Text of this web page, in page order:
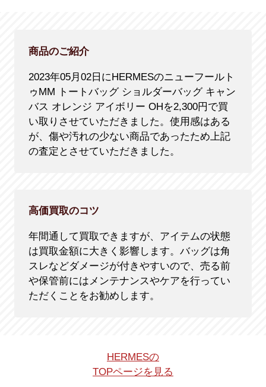
商品のご紹介
2023年05月02日にHERMESのニューフールト
ゥMM トートバッグ ショルダーバッグ キャン
バス オレンジ アイボリー OHを2,300円で買
い取りさせていただきました。使用感はある
が、傷や汚れの少ない商品であったため上記
の査定とさせていただきました。
高価買取のコツ
年間通して買取できますが、アイテムの状態
は買取金額に大きく影響します。バッグは角
スレなどダメージが付きやすいので、売る前
や保管前にはメンテナンスやケアを行ってい
ただくことをお勧めします。
HERMESの
TOPページを見る